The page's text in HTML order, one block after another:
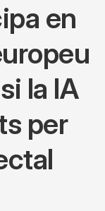
en
la IA
per